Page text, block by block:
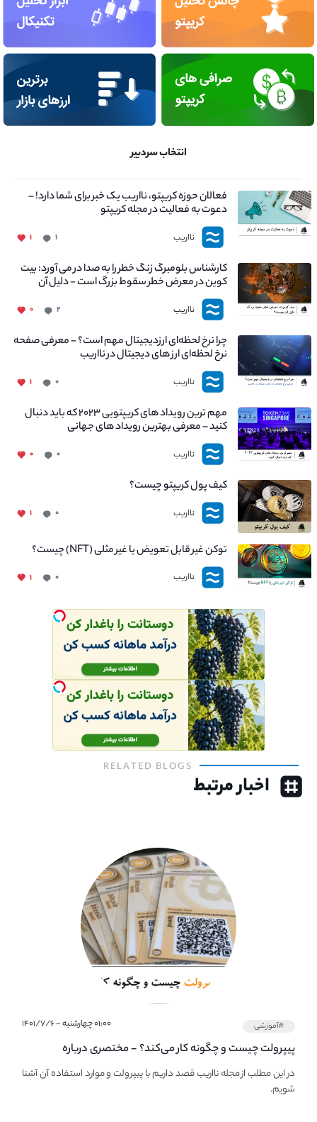
انتخاب سردبیر
فعالان حوزه کریپتو، نااریب یک خبر برای شما دارد! –
دعوت به فعالیت در مجله کریپتو
نااریب ۱ ۱
کارشناس بلومبرگ زنگ خطر را به صدا در می آورد: بیت
کوین در معرض خطر سقوط بزرگ است - دلیل آن
چیست؟
نااریب ۲ ۰
چرا نرخ لحظه‌ای ارزدیجیتال مهم است؟ - معرفی صفحه
نرخ لحظه‌ای ارز های دیجیتال در نااریب
نااریب ۰ ۱
مهم ترین رویداد های کریپتویی ۲۰۲۳ که باید دنبال
کنید – معرفی بهترین رویداد های جهانی
نااریب ۰ ۰
کیف پول کریپتو چیست؟
نااریب ۰ ۱
توکن غیر قابل تعویض یا غیر مثلی (NFT) چیست؟
نااریب ۰ ۱
RELATED BLOGS
اخبار مرتبط
#آموزشی ۰۱:۰۰ چهارشنبه - ۱۴۰۱/۷/۶
پیپر‌ولت چیست و چگونه کار می‌کند؟ - مختصری درباره
PaperWallet
در این مطلب از مجله نااریب قصد داریم با پیپر‌ولت و موارد استفاده آن آشنا
شویم.